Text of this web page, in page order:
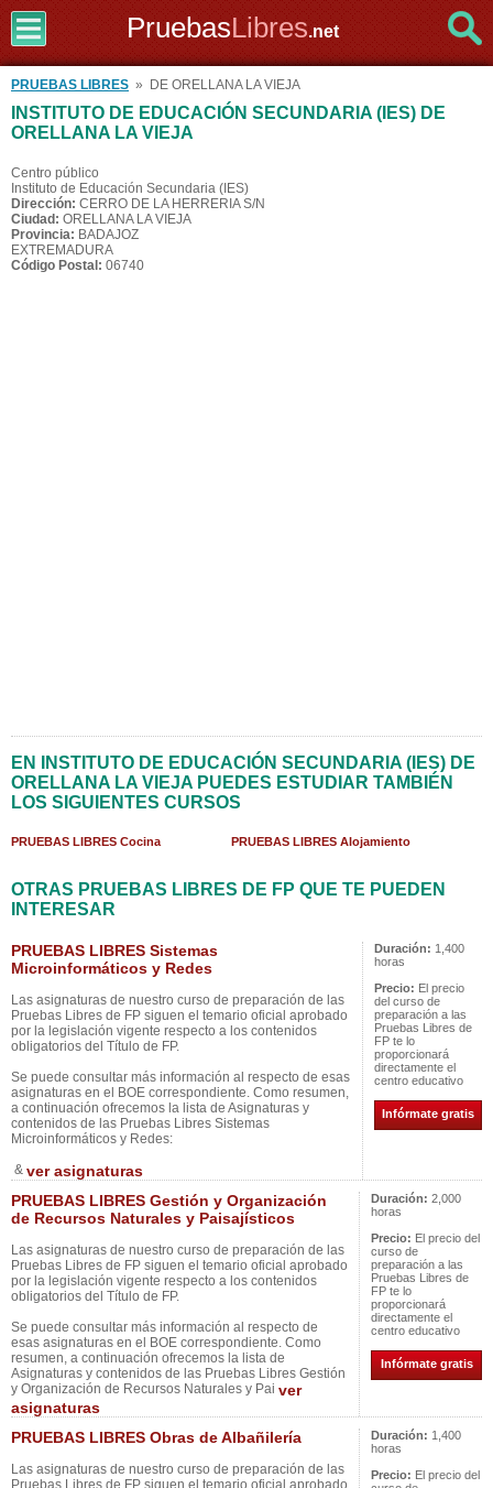
PruebasLibres.net
PRUEBAS LIBRES » DE ORELLANA LA VIEJA
INSTITUTO DE EDUCACIÓN SECUNDARIA (IES) DE
ORELLANA LA VIEJA
Centro público
Instituto de Educación Secundaria (IES)
Dirección: CERRO DE LA HERRERIA S/N
Ciudad: ORELLANA LA VIEJA
Provincia: BADAJOZ
EXTREMADURA
Código Postal: 06740
EN INSTITUTO DE EDUCACIÓN SECUNDARIA (IES) DE
ORELLANA LA VIEJA PUEDES ESTUDIAR TAMBIÉN
LOS SIGUIENTES CURSOS
PRUEBAS LIBRES Cocina PRUEBAS LIBRES Alojamiento
OTRAS PRUEBAS LIBRES DE FP QUE TE PUEDEN
INTERESAR
PRUEBAS LIBRES Sistemas
Microinformáticos y Redes
Las asignaturas de nuestro curso de preparación de las
Pruebas Libres de FP siguen el temario oficial aprobado
por la legislación vigente respecto a los contenidos
obligatorios del Título de FP.
Se puede consultar más información al respecto de esas
asignaturas en el BOE correspondiente. Como resumen,
a continuación ofrecemos la lista de Asignaturas y
contenidos de las Pruebas Libres Sistemas
Microinformáticos y Redes:
& ver asignaturas
Duración: 1,400
horas
Precio: El precio
del curso de
preparación a las
Pruebas Libres de
FP te lo
proporcionará
directamente el
centro educativo
Infórmate gratis
PRUEBAS LIBRES Gestión y Organización
de Recursos Naturales y Paisajísticos
Las asignaturas de nuestro curso de preparación de las
Pruebas Libres de FP siguen el temario oficial aprobado
por la legislación vigente respecto a los contenidos
obligatorios del Título de FP.
Se puede consultar más información al respecto de
esas asignaturas en el BOE correspondiente. Como
resumen, a continuación ofrecemos la lista de
Asignaturas y contenidos de las Pruebas Libres Gestión
y Organización de Recursos Naturales y Pai ver
asignaturas
Duración: 2,000
horas
Precio: El precio del
curso de
preparación a las
Pruebas Libres de
FP te lo
proporcionará
directamente el
centro educativo
Infórmate gratis
PRUEBAS LIBRES Obras de Albañilería
Las asignaturas de nuestro curso de preparación de las
Pruebas Libres de FP siguen el temario oficial aprobado
Duración: 1,400
horas
Precio: El precio del